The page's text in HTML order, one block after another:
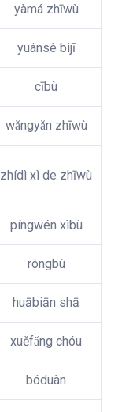
yàmá zhīwù
yuánsè bìjī
cībù
wǎngyǎn zhīwù
zhídì xì de zhīwù
píngwén xìbù
róngbù
huābiān shā
xuěfǎng chóu
bóduàn